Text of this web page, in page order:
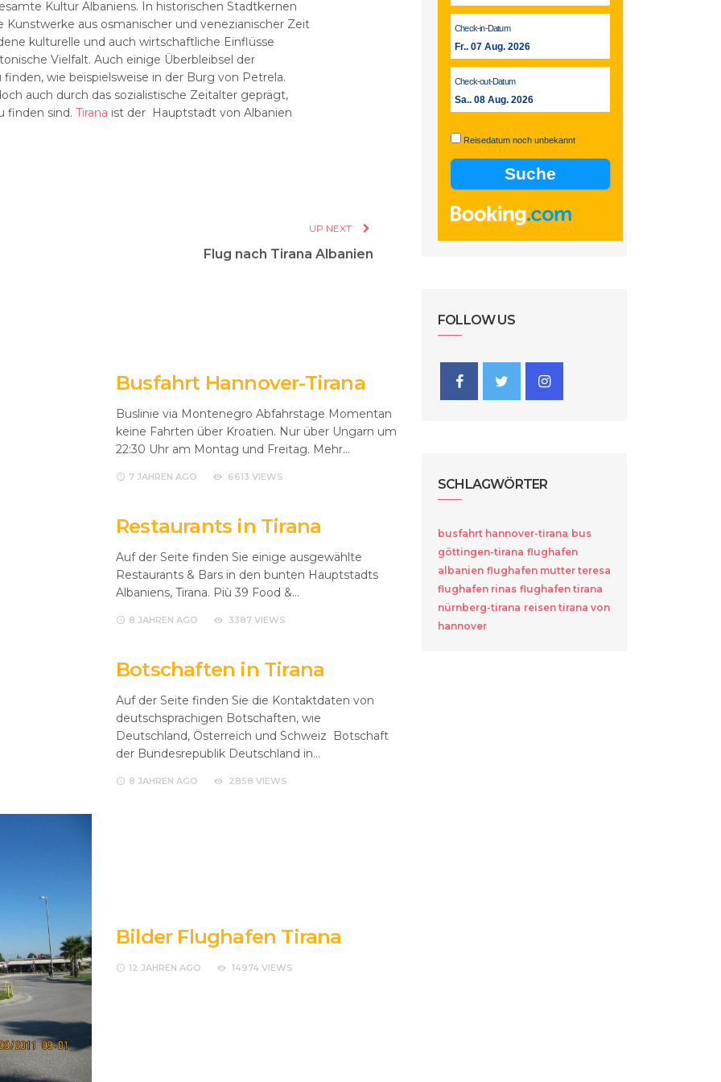
Kultur Albaniens. In historischen Stadtkernen
aus osmanischer und venezianischer Zeit
kulturelle und auch wirtschaftliche Einflüsse
Vielfalt. Auch einige Überbleibsel der
wie beispielsweise in der Burg von Petrela.
auch durch das sozialistische Zeitalter geprägt,
finden sind. Tirana ist der Hauptstadt von Albanien
UP NEXT
Flug nach Tirana Albanien
Busfahrt Hannover-Tirana
Buslinie via Montenegro Abfahrstage Momentan
keine Fahrten über Kroatien. Nur über Ungarn um
22:30 Uhr am Montag und Freitag. Mehr…
7 JAHREN AGO 6613 VIEWS
Restaurants in Tirana
Auf der Seite finden Sie einige ausgewählte
Restaurants & Bars in den bunten Hauptstadts
Albaniens, Tirana. Più 39 Food &…
8 JAHREN AGO 3387 VIEWS
Botschaften in Tirana
Auf der Seite finden Sie die Kontaktdaten von
deutschsprachigen Botschaften, wie
Deutschland, Österreich und Schweiz Botschaft
der Bundesrepublik Deutschland in…
8 JAHREN AGO 2858 VIEWS
Bilder Flughafen Tirana
12 JAHREN AGO 14974 VIEWS
Check-in-Datum
Fr.. 07 Aug. 2026
Check-out-Datum
Sa.. 08 Aug. 2026
Reisedatum noch unbekannt
FOLLOW US
SCHLAGWÖRTER
busfahrt hannover-tirana bus
göttingen-tirana flughafen
albanien flughafen mutter teresa
flughafen rinas flughafen tirana
nürnberg-tirana reisen tirana von
hannover